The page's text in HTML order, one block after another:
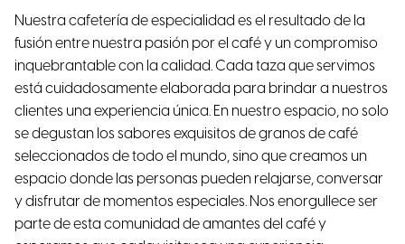
Nuestra cafetería de especialidad es el resultado de la
fusión entre nuestra pasión por el café y un compromiso
inquebrantable con la calidad. Cada taza que servimos
está cuidadosamente elaborada para brindar a nuestros
clientes una experiencia única. En nuestro espacio, no solo
se degustan los sabores exquisitos de granos de café
seleccionados de todo el mundo, sino que creamos un
espacio donde las personas pueden relajarse, conversar
y disfrutar de momentos especiales. Nos enorgullece ser
parte de esta comunidad de amantes del café y